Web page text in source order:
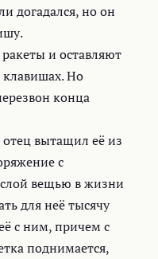
догадался, но он
и оставляют
клавишах. Но
конца
вытащил её из
с
вещью в жизни
для неё тысячу
с ним, причем с
поднимается,